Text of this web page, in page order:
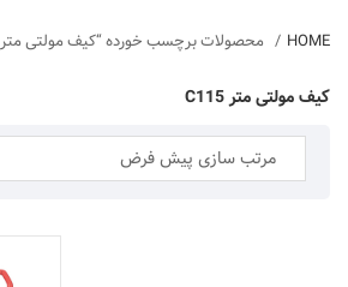
HOME محصولات برچسب خورده “کیف مولتی متر C115”
کیف مولتی متر C115